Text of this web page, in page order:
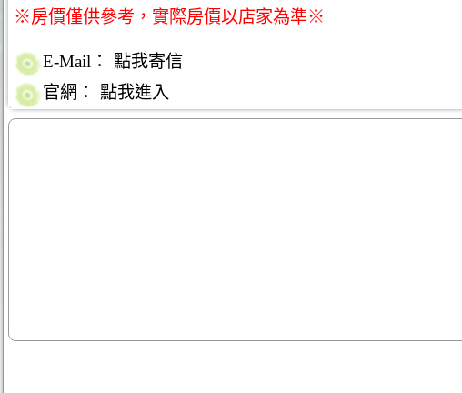
※房價僅供參考，實際房價以店家為準※
E-Mail：
點我寄信
官網：
點我進入